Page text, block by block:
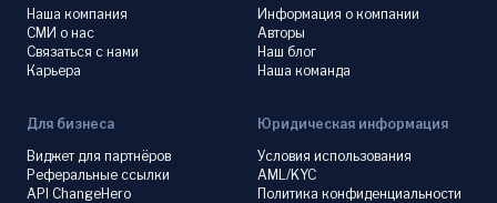
Наша компания
СМИ о нас
Связаться с нами
Карьера
Информация о компании
Авторы
Наш блог
Наша команда
Для бизнеса
Виджет для партнёров
Реферальные ссылки
API ChangeHero
Юридическая информация
Условия использования
AML/KYC
Политика конфиденциальности